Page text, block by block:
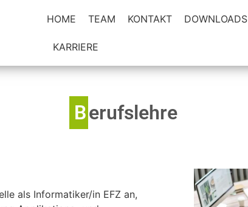
HOME TEAM KONTAKT DOWNLOADS
KARRIERE
Berufslehre
als Informatiker/in EFZ an,